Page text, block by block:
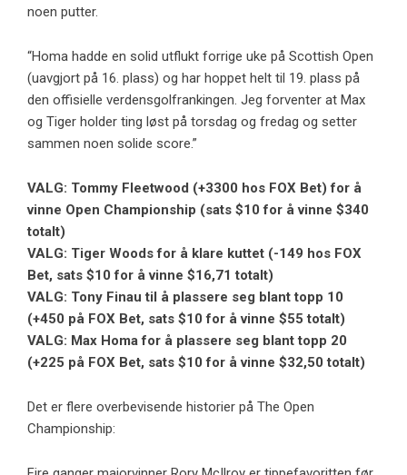
noen putter.
“Homa hadde en solid utflukt forrige uke på Scottish Open
(uavgjort på 16. plass) og har hoppet helt til 19. plass på
den offisielle verdensgolfrankingen. Jeg forventer at Max
og Tiger holder ting løst på torsdag og fredag ​​og setter
sammen noen solide score.”
VALG: Tommy Fleetwood (+3300 hos FOX Bet) for å
vinne Open Championship (sats $10 for å vinne $340
totalt)
VALG: Tiger Woods for å klare kuttet (-149 hos FOX
Bet, sats $10 for å vinne $16,71 totalt)
VALG: Tony Finau til å plassere seg blant topp 10
(+450 på FOX Bet, sats $10 for å vinne $55 totalt)
VALG: Max Homa for å plassere seg blant topp 20
(+225 på FOX Bet, sats $10 for å vinne $32,50 totalt)
Det er flere overbevisende historier på The Open
Championship: